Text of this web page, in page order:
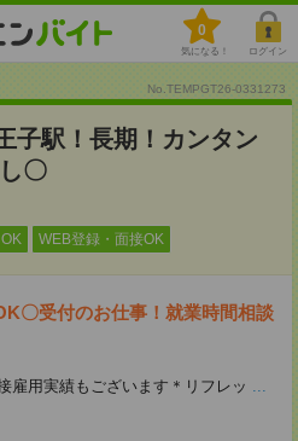
0
気になる！ ログイン
No.TEMPGT26-0331273
子駅！長期！カンタン
〇
WEB登録・面接OK
〇受付のお仕事！就業時間相談
雇用実績もございます＊リフレッ ...